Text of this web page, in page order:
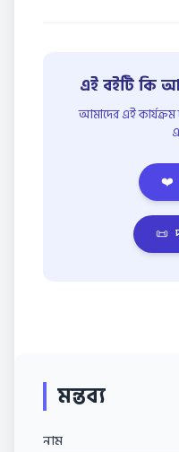
এই বইটি কি
আমাদের এই
❤️
📜
মন্তব্য
নাম